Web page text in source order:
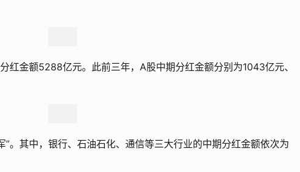
金额5288亿元。此前三年，A股中期分红金额分别为1043亿元、
。其中，银行、石油石化、通信等三大行业的中期分红金额依次为